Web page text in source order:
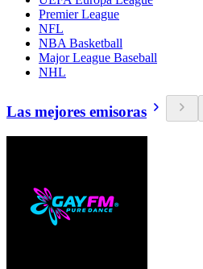
Premier League
NFL
NBA Basketball
Major League Baseball
NHL
Las mejores emisoras